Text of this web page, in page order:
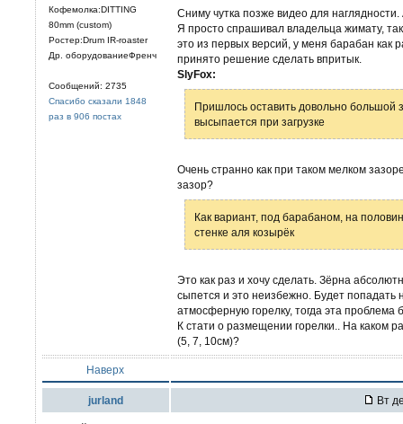
Кофемолка:DITTING
80mm (custom)
Ростер:Drum IR-roaster
Др. оборудованиеФренч
Сообщений: 2735
Спасибо сказали 1848
раз в 906 постах
Сниму чутка позже видео для
Я просто спрашивал владельца жимату,
это из первых версий, у меня барабан как
принято решение сделать впритык.
SlyFox:
Пришлось оставить довольно большой
высыпается при загрузке
Очень странно как при таком мелком
зазор?
Как вариант, под барабаном, на
стенке аля козырёк
Это как раз и хочу сделать. Зёрна
сыпется и это неизбежно. Будет попадать
атмосферную горелку, тогда эта проблема
К стати о размещении горелки.. На каком
(5, 7, 10см)?
Наверх
jurland Вт